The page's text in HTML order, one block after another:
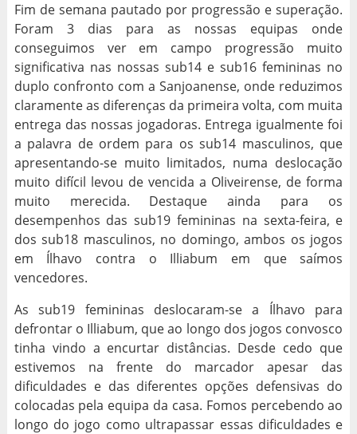
Fim de semana pautado por progressão e superação.
Foram 3 dias para as nossas equipas onde
conseguimos ver em campo progressão muito
significativa nas nossas sub14 e sub16 femininas no
duplo confronto com a Sanjoanense, onde reduzimos
claramente as diferenças da primeira volta, com muita
entrega das nossas jogadoras. Entrega igualmente foi
a palavra de ordem para os sub14 masculinos, que
apresentando-se muito limitados, numa deslocação
muito difícil levou de vencida a Oliveirense, de forma
muito merecida. Destaque ainda para os
desempenhos das sub19 femininas na sexta-feira, e
dos sub18 masculinos, no domingo, ambos os jogos
em Ílhavo contra o Illiabum em que saímos
vencedores.
As sub19 femininas deslocaram-se a Ílhavo para
defrontar o Illiabum, que ao longo dos jogos convosco
tinha vindo a encurtar distâncias. Desde cedo que
estivemos na frente do marcador apesar das
dificuldades e das diferentes opções defensivas do
colocadas pela equipa da casa. Fomos percebendo ao
longo do jogo como ultrapassar essas dificuldades e